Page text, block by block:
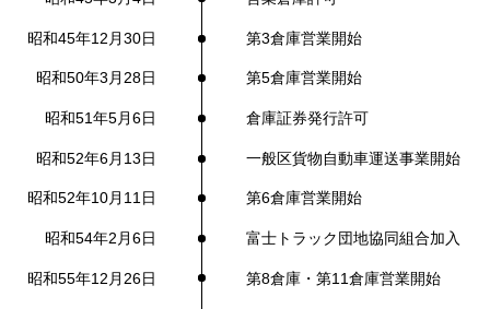
昭和45年12月30日 第3倉庫営業開始
昭和50年3月28日 第5倉庫営業開始
昭和51年5月6日 倉庫証券発行許可
昭和52年6月13日 一般区貨物自動車運送事業開始
昭和52年10月11日 第6倉庫営業開始
昭和54年2月6日 富士トラック団地協同組合加入
昭和55年12月26日 第8倉庫・第11倉庫営業開始